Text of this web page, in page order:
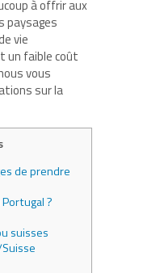
à offrir aux
paysages
vie
un faible coût
vous
sur la
de prendre
?
suisses